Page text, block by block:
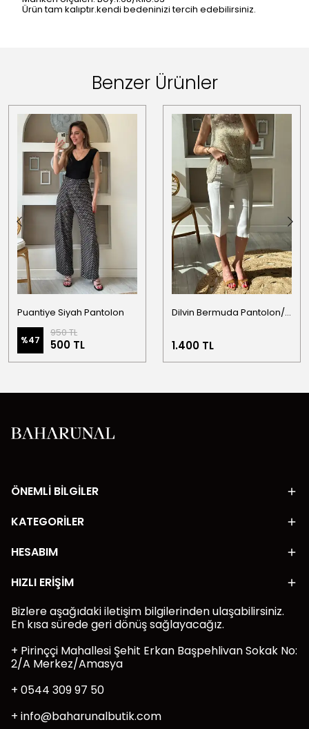
Ürün tam kalıptır.kendi bedeninizi tercih edebilirsiniz.
Benzer Ürünler
Puantiye Siyah Pantolon
%47
950 TL
500 TL
Dilvin Bermuda Pantolon/Beyaz
1.400 TL
ÖNEMLİ BİLGİLER
KATEGORİLER
HESABIM
HIZLI ERİŞİM
Bizlere aşağıdaki iletişim bilgilerinden ulaşabilirsiniz.
En kısa sürede geri dönüş sağlayacağız.
+ Pirinççi Mahallesi Şehit Erkan Başpehlivan Sokak No:
2/A Merkez/Amasya
+ 0544 309 97 50
+ info@baharunalbutik.com